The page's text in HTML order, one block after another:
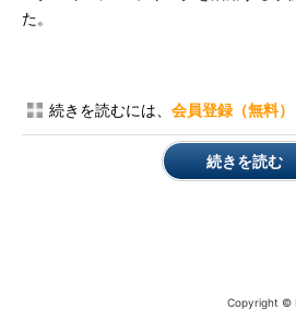
た。
続きを読むには、 会員登録（無料）
続きを読む
Copyright ©